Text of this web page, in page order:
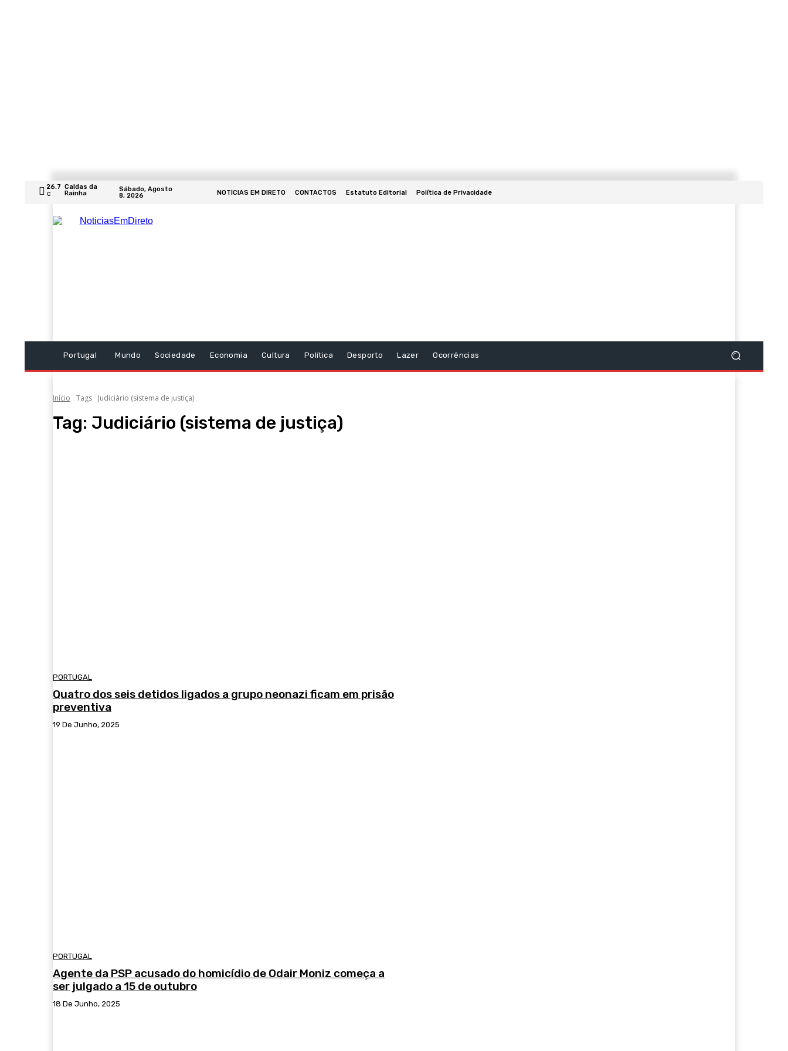
26.7
C
Caldas da
Rainha
Sábado, Agosto
8, 2026
NOTÍCIAS EM DIRETO CONTACTOS Estatuto Editorial Política de Privacidade
Portugal Mundo Sociedade Economia Cultura Política Desporto Lazer Ocorrências
Início Tags Judiciário (sistema de justiça)
Tag: Judiciário (sistema de justiça)
PORTUGAL
Quatro dos seis detidos ligados a grupo neonazi ficam em prisão
preventiva
19 De Junho, 2025
PORTUGAL
Agente da PSP acusado do homicídio de Odair Moniz começa a
ser julgado a 15 de outubro
18 De Junho, 2025